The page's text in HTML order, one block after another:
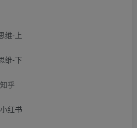
维-上
维-下
乎
红书